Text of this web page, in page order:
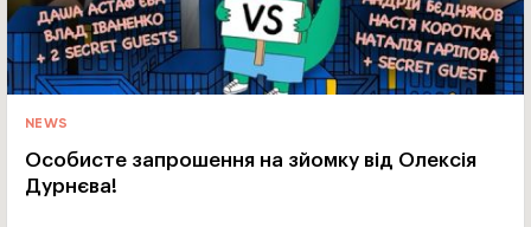
NEWS
Особисте запрошення на зйомку від Олексія
Дурнєва!